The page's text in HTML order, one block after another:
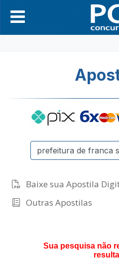
Baixe sua Apostila
Outras Apostilas
Sua pesquisa não